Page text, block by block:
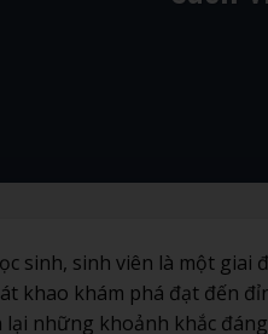
sinh, sinh viên là một
khao khám phá đạt đến
lại những khoảnh khắc